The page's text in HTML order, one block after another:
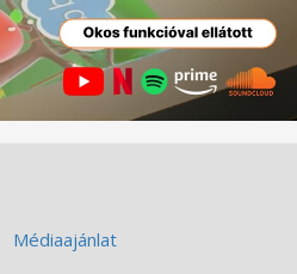
Médiaajánlat